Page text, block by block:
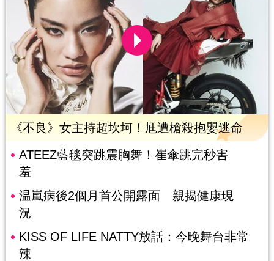
《不良》女主持超坎坷！尪遭槍殺抱嬰逃命
ATEEZ藍毯突跳震胸舞！崔傘跳完秒害
羞
温嵐病後2個月首公開露面 親揭健康現
況
KISS OF LIFE NATTY放話：今晚舞台非常
辣